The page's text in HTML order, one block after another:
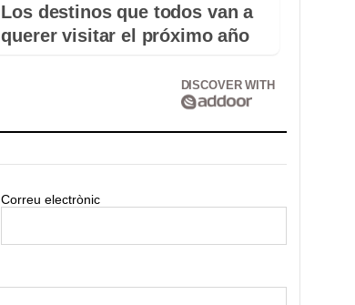
Los destinos que todos van a
querer visitar el próximo año
DISCOVER WITH
Correu electrònic